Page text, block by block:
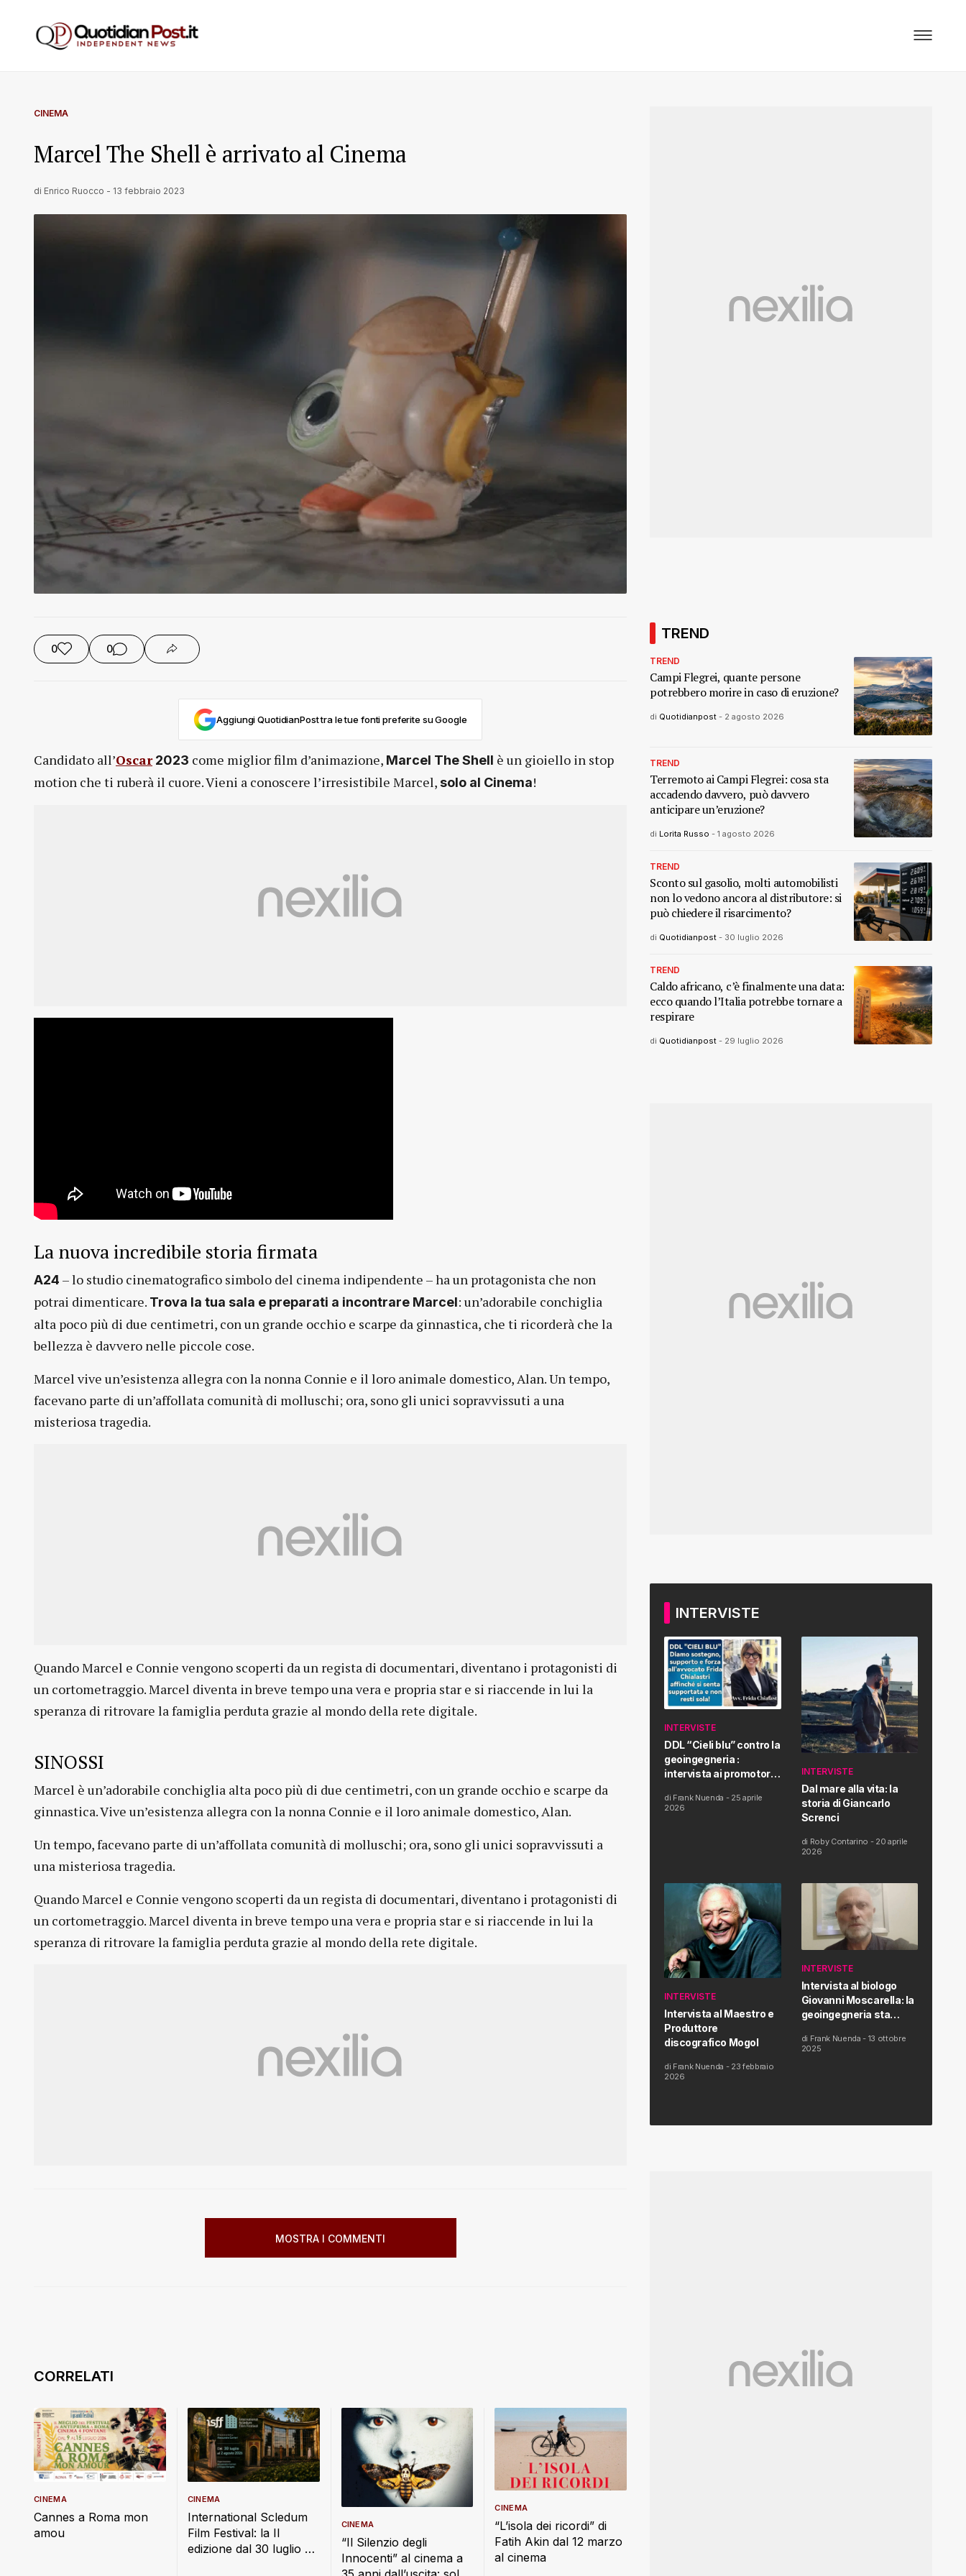
CINEMA
Marcel The Shell è arrivato al Cinema
di Enrico Ruocco - 13 febbraio 2023
0 0
Aggiungi QuotidianPost tra le tue fonti preferite su Google
Candidato all’Oscar2023 come miglior film d’animazione, Marcel The Shell è un gioiello in stop
motion che ti ruberà il cuore. Vieni a conoscere l’irresistibile Marcel,solo al Cinema!
La nuova incredibile storia firmata
A24 – lo studio cinematografico simbolo del cinema indipendente – ha un protagonista che non
potrai dimenticare. Trova la tua sala e preparati a incontrare Marcel: un’adorabile conchiglia
alta poco più di due centimetri, con un grande occhio e scarpe da ginnastica, che ti ricorderà che la
bellezza è davvero nelle piccole cose.
Marcel vive un’esistenza allegra con la nonna Connie e il loro animale domestico, Alan. Un tempo,
facevano parte di un’affollata comunità di molluschi; ora, sono gli unici sopravvissuti a una
misteriosa tragedia.
Quando Marcel e Connie vengono scoperti da un regista di documentari, diventano i protagonisti di
un cortometraggio. Marcel diventa in breve tempo una vera e propria star e si riaccende in lui la
speranza di ritrovare la famiglia perduta grazie al mondo della rete digitale.
SINOSSI
Marcel è un’adorabile conchiglia alta poco più di due centimetri, con un grande occhio e scarpe da
ginnastica. Vive un’esistenza allegra con la nonna Connie e il loro animale domestico, Alan.
Un tempo, facevano parte di un’affollata comunità di molluschi; ora, sono gli unici sopravvissuti a
una misteriosa tragedia.
Quando Marcel e Connie vengono scoperti da un regista di documentari, diventano i protagonisti di
un cortometraggio. Marcel diventa in breve tempo una vera e propria star e si riaccende in lui la
speranza di ritrovare la famiglia perduta grazie al mondo della rete digitale.
MOSTRA I COMMENTI
Cannes a Roma mon
amou
CINEMA
International Scledum
Film Festival: la II
edizione dal 30 luglio al
CINEMA
“Il Silenzio degli
Innocenti” al cinema a
CINEMA
“L’isola dei ricordi” di
Fatih Akin dal 12 marzo
al cinema
CINEMA
TREND
TREND
Campi Flegrei, quante persone
potrebbero morire in caso di eruzione?
di Quotidianpost - 2 agosto 2026
TREND
Terremoto ai Campi Flegrei: cosa sta
accadendo davvero, può davvero
anticipare un’eruzione?
di Lorita Russo - 1 agosto 2026
TREND
Sconto sul gasolio, molti automobilisti
non lo vedono ancora al distributore: si
può chiedere il risarcimento?
di Quotidianpost - 30 luglio 2026
TREND
Caldo africano, c’è finalmente una data:
ecco quando l’Italia potrebbe tornare a
respirare
di Quotidianpost - 29 luglio 2026
INTERVISTE
INTERVISTE
DDL “Cieli blu” contro la
geoingegneria :
intervista ai promotori
Proposta di Legge
di Frank Nuenda - 25 aprile
2026
INTERVISTE
Dal mare alla vita: la
storia di Giancarlo
Screnci
di Roby Contarino - 20 aprile
2026
INTERVISTE
Intervista al Maestro e
Produttore
discografico Mogol
di Frank Nuenda - 23 febbraio
2026
INTERVISTE
Intervista al biologo
Giovanni Moscarella: la
geoingegneria sta
salute dell’uomo
di Frank Nuenda - 13 ottobre
2025